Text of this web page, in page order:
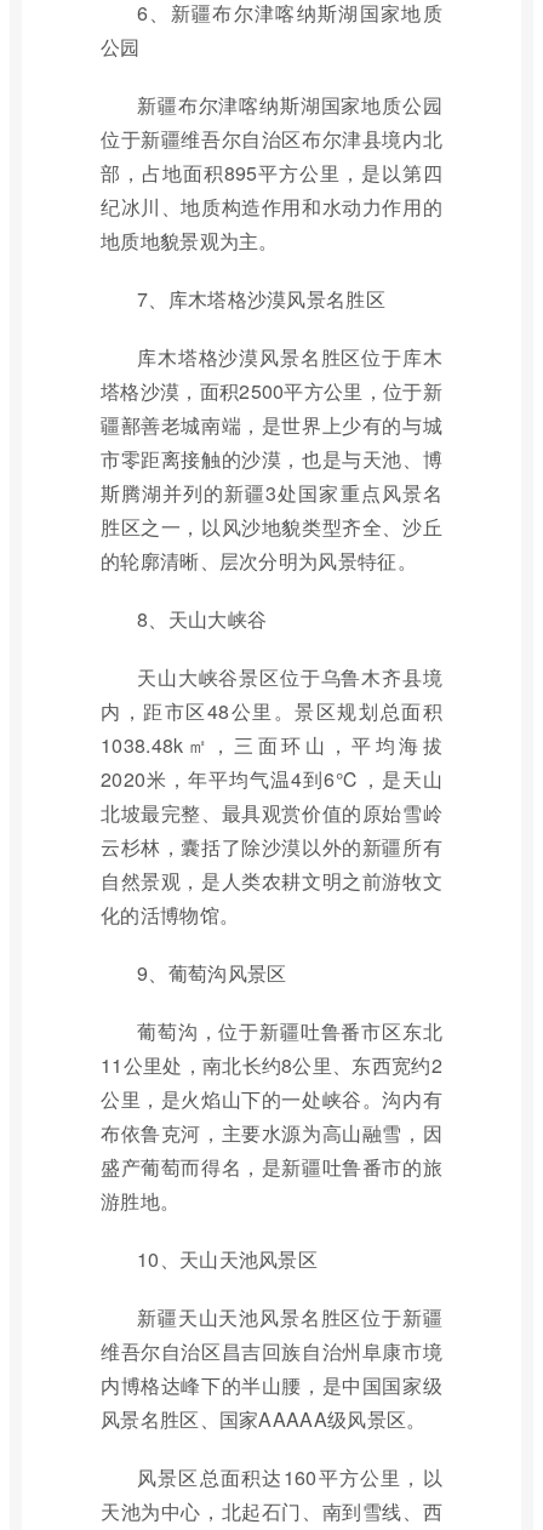
6、新疆布尔津喀纳斯湖国家地质
公园
新疆布尔津喀纳斯湖国家地质公园
位于新疆维吾尔自治区布尔津县境内北
部，占地面积895平方公里，是以第四
纪冰川、地质构造作用和水动力作用的
地质地貌景观为主。
7、库木塔格沙漠风景名胜区
库木塔格沙漠风景名胜区位于库木
塔格沙漠，面积2500平方公里，位于新
疆鄯善老城南端，是世界上少有的与城
市零距离接触的沙漠，也是与天池、博
斯腾湖并列的新疆3处国家重点风景名
胜区之一，以风沙地貌类型齐全、沙丘
的轮廓清晰、层次分明为风景特征。
8、天山大峡谷
天山大峡谷景区位于乌鲁木齐县境
内，距市区48公里。景区规划总面积
1038.48k㎡，三面环山，平均海拔
2020米，年平均气温4到6℃，是天山
北坡最完整、最具观赏价值的原始雪岭
云杉林，囊括了除沙漠以外的新疆所有
自然景观，是人类农耕文明之前游牧文
化的活博物馆。
9、葡萄沟风景区
葡萄沟，位于新疆吐鲁番市区东北
11公里处，南北长约8公里、东西宽约2
公里，是火焰山下的一处峡谷。沟内有
布依鲁克河，主要水源为高山融雪，因
盛产葡萄而得名，是新疆吐鲁番市的旅
游胜地。
10、天山天池风景区
新疆天山天池风景名胜区位于新疆
维吾尔自治区昌吉回族自治州阜康市境
内博格达峰下的半山腰，是中国国家级
风景名胜区、国家AAAAA级风景区。
风景区总面积达160平方公里，以
天池为中心，北起石门、南到雪线、西